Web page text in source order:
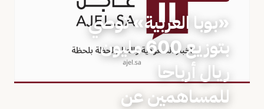
«بوبا العربية» توصي
بتوزيع 600 مليون
ريال أرباحا
للمساهمين عن